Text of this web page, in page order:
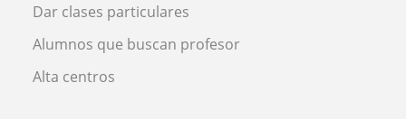
Dar clases particulares
Alumnos que buscan profesor
Alta centros